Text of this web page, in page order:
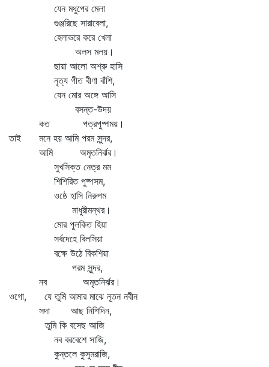
যেন মধুপের মেলা
গুঞ্জরিছে সারাবেলা,
হেলাভরে করে খেলা
অলস মলয়।
ছায়া আলো অশ্রু হাসি
নৃত্য গীত বীণা বাঁশি,
যেন মোর অঙ্গে আসি
বসন্ত-উদয়
কত পত্রপুষ্পময়।
তাই মনে হয় আমি পরম সুন্দর,
আমি অমৃতনির্ঝর।
সুখসিক্ত নেত্র মম
শিশিরিত পুষ্পসম,
ওষ্ঠে হাসি নিরুপম
মাধুরীমন্থর।
মোর পুলকিত হিয়া
সর্বদেহে বিলসিয়া
বক্ষে উঠে বিকশিয়া
পরম সুন্দর,
নব অমৃতনির্ঝর।
ওগো, যে তুমি আমার মাঝে নূতন নবীন
সদা আছ নিশিদিন,
তুমি কি বসেছ আজি
নব বরবেশে সাজি,
কুন্তলে কুসুমরাজি,